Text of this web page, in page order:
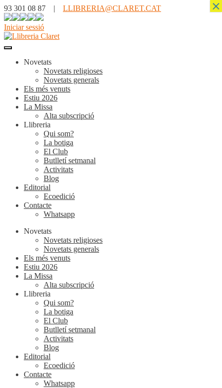
93 301 08 87 | LLIBRERIA@CLARET.CAT
Iniciar sessió
Novetats
Novetats religioses
Novetats generals
Els més venuts
Estiu 2026
La Missa
Alta subscripció
Llibreria
Qui som?
La botiga
El Club
Butlletí setmanal
Activitats
Blog
Editorial
Ecoedició
Contacte
Whatsapp
Novetats
Novetats religioses
Novetats generals
Els més venuts
Estiu 2026
La Missa
Alta subscripció
Llibreria
Qui som?
La botiga
El Club
Butlletí setmanal
Activitats
Blog
Editorial
Ecoedició
Contacte
Whatsapp
×